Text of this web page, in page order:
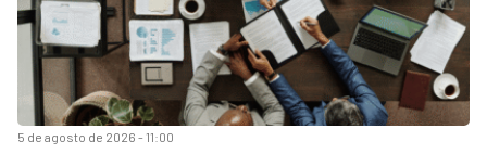
5 de agosto de 2026 - 11:00